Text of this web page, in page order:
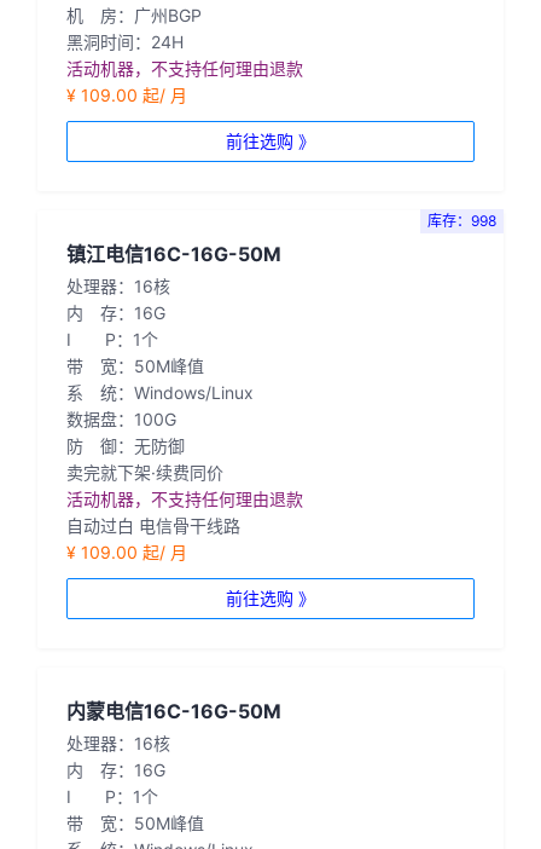
机 房：广州BGP
黑洞时间：24H
活动机器，不支持任何理由退款
¥ 109.00 起/ 月
前往选购 》
库存：998
镇江电信16C-16G-50M
处理器：16核
内 存：16G
I P：1个
带 宽：50M峰值
系 统：Windows/Linux
数据盘：100G
防 御：无防御
卖完就下架·续费同价
活动机器，不支持任何理由退款
自动过白 电信骨干线路
¥ 109.00 起/ 月
前往选购 》
内蒙电信16C-16G-50M
处理器：16核
内 存：16G
I P：1个
带 宽：50M峰值